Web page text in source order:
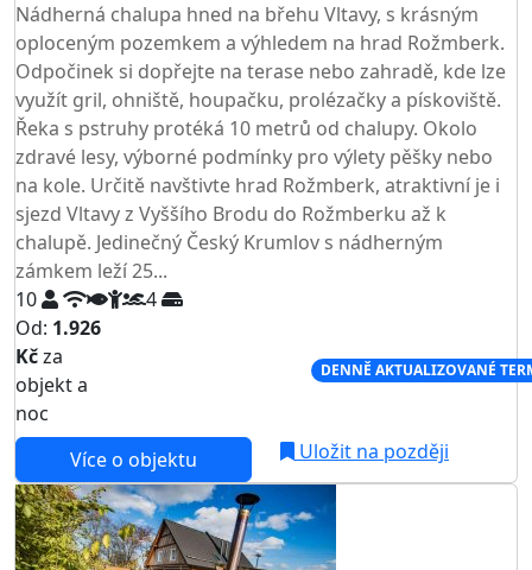
Nádherná chalupa hned na břehu Vltavy, s krásným
oploceným pozemkem a výhledem na hrad Rožmberk.
Odpočinek si dopřejte na terase nebo zahradě, kde lze
využít gril, ohniště, houpačku, prolézačky a pískoviště.
Řeka s pstruhy protéká 10 metrů od chalupy. Okolo
zdravé lesy, výborné podmínky pro výlety pěšky nebo
na kole. Určitě navštivte hrad Rožmberk, atraktivní je i
sjezd Vltavy z Vyššího Brodu do Rožmberku až k
chalupě. Jedinečný Český Krumlov s nádherným
zámkem leží 25...
10
4
Od: 1.926
Kčza
objekt a
noc
DENNĚ AKTUALIZOVANÉ
Více o objektu Uložit na později